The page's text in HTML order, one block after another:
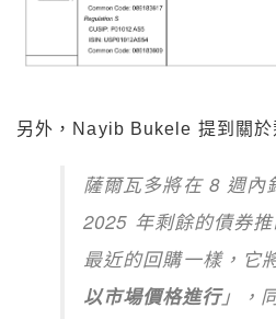
另外，Nayib Bukele 提到關於
薩爾瓦多將在 8 週內
2025 年剩餘的債券
最近的回購一樣，它
以市場價格進行」，